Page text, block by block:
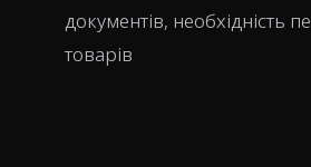
документів, необхідність
товарів